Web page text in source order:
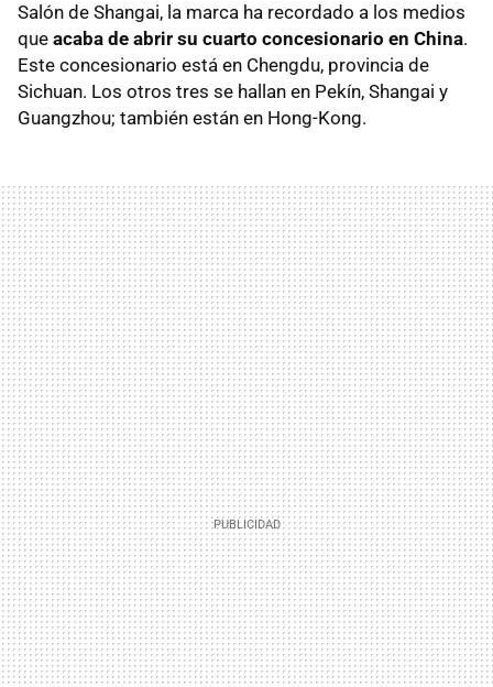
Salón de Shangai, la marca ha recordado a los medios
que acaba de abrir su cuarto concesionario en China.
Este concesionario está en Chengdu, provincia de
Sichuan. Los otros tres se hallan en Pekín, Shangai y
Guangzhou; también están en Hong-Kong.